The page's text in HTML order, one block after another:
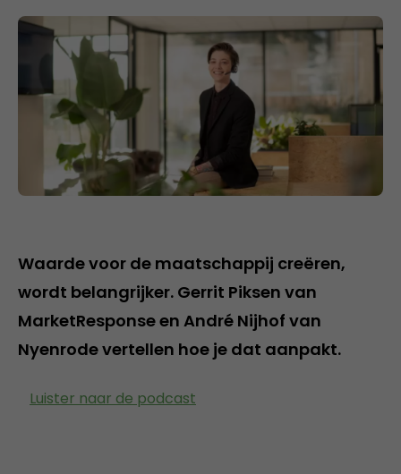
Waarde voor de maatschappij creëren,
wordt belangrijker. Gerrit Piksen van
MarketResponse en André Nijhof van
Nyenrode vertellen hoe je dat aanpakt.
Luister naar de podcast